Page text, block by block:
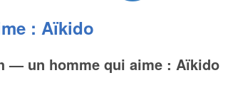
: Aïkido
— un homme qui aime : Aïkido